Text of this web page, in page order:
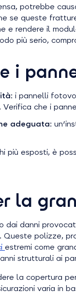
potrebbe
se queste
e rendere il
più serio,
i
: i pannelli
che i
adeguata:
più esposti, è
la
dai danni
polizze,
estremi come
strutturali ai
la copertura
varia in